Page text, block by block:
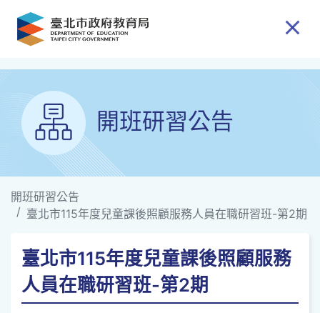
跳到主要內容
開班研習公告
開班研習公告
臺北市115年度兒童課後照顧服務人員在職研習班-第2期
臺北市115年度兒童課後照顧服務
人員在職研習班-第2期